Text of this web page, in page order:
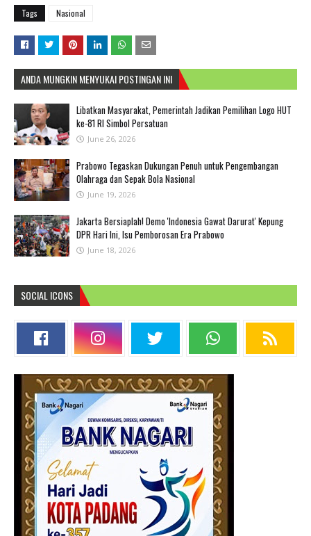
Tags Nasional
ANDA MUNGKIN MENYUKAI POSTINGAN INI
Libatkan Masyarakat, Pemerintah Jadikan Pemilihan Logo HUT
ke-81 RI Simbol Persatuan
June 26, 2026
Prabowo Tegaskan Dukungan Penuh untuk Pengembangan
Olahraga dan Sepak Bola Nasional
June 19, 2026
Jakarta Bersiaplah! Demo 'Indonesia Gawat Darurat' Kepung
DPR Hari Ini, Isu Pemborosan Era Prabowo
June 18, 2026
SOCIAL ICONS